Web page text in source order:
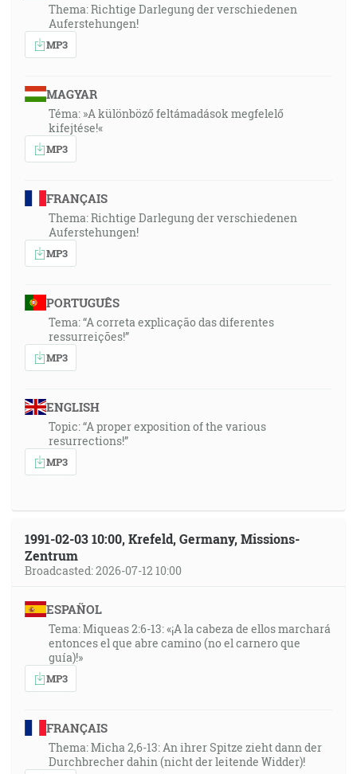
Thema: Richtige Darlegung der verschiedenen
Auferstehungen!
MP3
MAGYAR
Téma: »A különböző feltámadások megfelelő
kifejtése!«
MP3
FRANÇAIS
Thema: Richtige Darlegung der verschiedenen
Auferstehungen!
MP3
PORTUGUÊS
Tema: “A correta explicação das diferentes
ressurreições!”
MP3
ENGLISH
Topic: “A proper exposition of the various
resurrections!”
MP3
1991-02-03 10:00, Krefeld, Germany, Missions-
Zentrum
Broadcasted: 2026-07-12 10:00
ESPAÑOL
Tema: Miqueas 2:6-13: «¡A la cabeza de ellos marchará
entonces el que abre camino (no el carnero que
guía)!»
MP3
FRANÇAIS
Thema: Micha 2,6-13: An ihrer Spitze zieht dann der
Durchbrecher dahin (nicht der leitende Widder)!